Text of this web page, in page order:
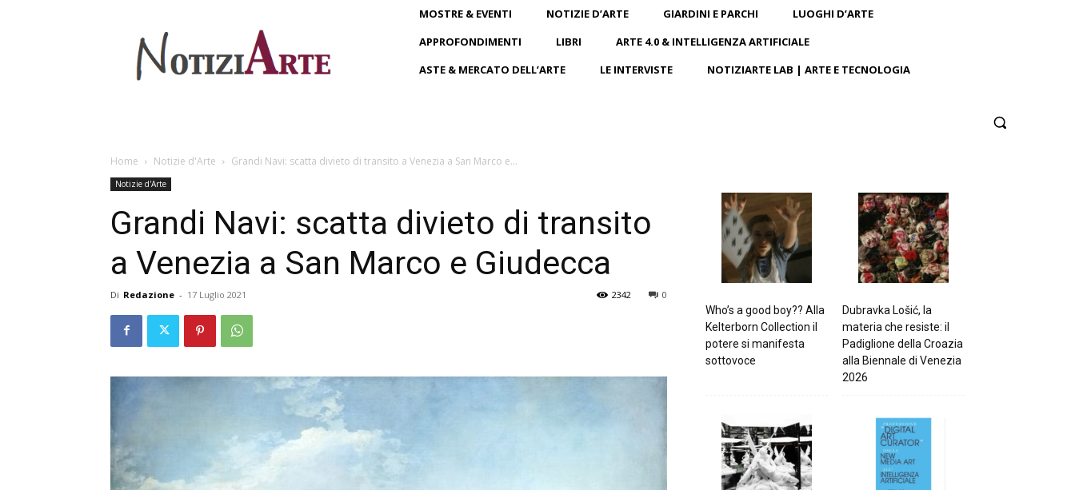
MOSTRE & EVENTI NOTIZIE D’ARTE GIARDINI E PARCHI
LUOGHI D’ARTE
APPROFONDIMENTI
LIBRI
ARTE 4.0 & INTELLIGENZA ARTIFICIALE
ASTE & MERCATO DELL’ARTE
LE INTERVISTE NOTIZIARTE LAB | ARTE E TECNOLOGIA
Home Notizie d'Arte Grandi Navi: scatta divieto di transito a Venezia a San Marco e...
Notizie d'Arte
Grandi Navi: scatta divieto di transito
a Venezia a San Marco e Giudecca
Di Redazione - 17 Luglio 2021 0
2342
Who’s a good boy?? Alla
Kelterborn Collection il
potere si manifesta
sottovoce
Dubravka Lošić, la
materia che resiste: il
Padiglione della Croazia
alla Biennale di Venezia
2026